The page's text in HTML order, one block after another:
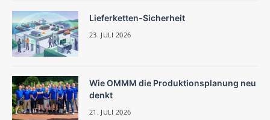
Lieferketten-Sicherheit
23. JULI 2026
Wie OMMM die Produktionsplanung neu
denkt
21. JULI 2026